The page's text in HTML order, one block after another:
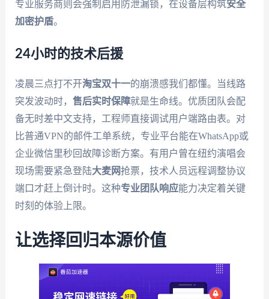
专业服务商则会强制启用防泄漏锁，在设备层构筑安全
加密护盾。
24小时的技术后援
凌晨三点打不开淘宝双十一的崩溃感我们都懂。当线路
突发波动时， 售后实时保障就是生命线。优质团队会配
备无时差中文支持，工程师直接调试用户端路由表。对
比普通VPN的邮件工单系统，专业平台能在WhatsApp或
企业微信里秒回故障诊断方案。有用户曾在纽约演唱会
现场需要紧急登陆大麦网抢票，技术人员远程调整协议
端口才赶上倒计时。这种专业团队响应能力决定着关键
时刻的体验上限。
让选择回归本源价值